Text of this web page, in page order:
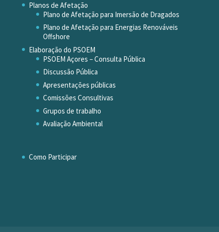
Planos de Afetação
Plano de Afetação para Imersão de Dragados
Plano de Afetação para Energias Renováveis
Offshore
Elaboração do PSOEM
PSOEM Açores – Consulta Pública
Discussão Pública
Apresentações públicas
Comissões Consultivas
Grupos de trabalho
Avaliação Ambiental
Como Participar